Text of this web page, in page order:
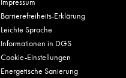
Barrierefreiheits-Erklärung
Leichte Sprache
Informationen in DGS
Cookie-Einstellungen
Energetische Sanierung